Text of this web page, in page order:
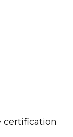
certification